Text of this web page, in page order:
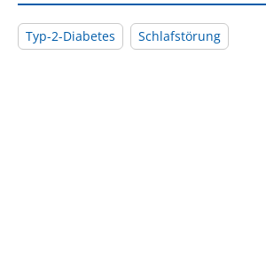
Typ-2-Diabetes Schlafstörung